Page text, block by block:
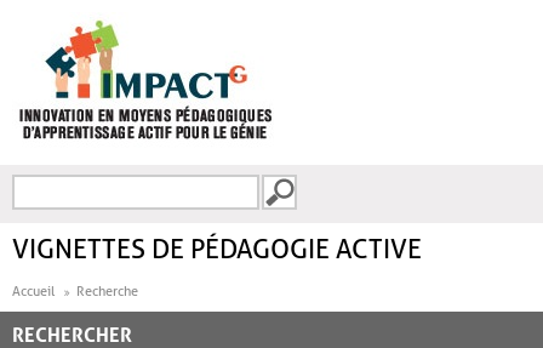
FORMULAIRE DE
VIGNETTES DE PÉDAGOGIE ACTIVE
Accueil Recherche
RECHERCHER